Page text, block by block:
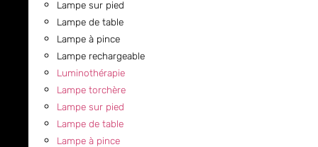
Lampe sur pied
Lampe de table
Lampe à pince
Lampe rechargeable
Luminothérapie
Lampe torchère
Lampe sur pied
Lampe de table
Lampe à pince